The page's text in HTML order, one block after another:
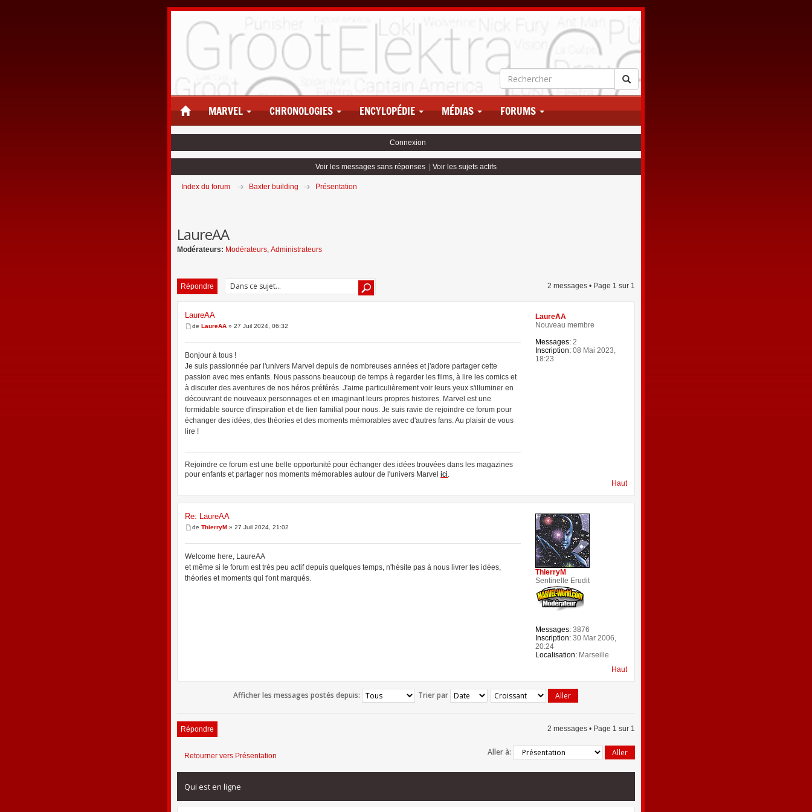
MARVEL CHRONOLOGIES ENCYLOPÉDIE MÉDIAS FORUMS
Connexion
Voir les messages sans réponses Voir les sujets actifs
Index du forum Baxter building Présentation
LaureAA
Modérateurs: Modérateurs, Administrateurs
Répondre 2 messages • Page 1 sur 1
LaureAA
de LaureAA » 27 Juil 2024, 06:32
Bonjour à tous !
Je suis passionnée par l'univers Marvel depuis de nombreuses années et j'adore partager cette
passion avec mes enfants. Nous passons beaucoup de temps à regarder les films, à lire les comics et
à discuter des aventures de nos héros préférés. J'aime particulièrement voir leurs yeux s'illuminer en
découvrant de nouveaux personnages et en imaginant leurs propres histoires. Marvel est une
formidable source d'inspiration et de lien familial pour nous. Je suis ravie de rejoindre ce forum pour
échanger des idées, des théories et des moments mémorables avec d'autres fans. Au plaisir de vous
lire !
Rejoindre ce forum est une belle opportunité pour échanger des idées trouvées dans les magazines
pour enfants et partager nos moments mémorables autour de l'univers Marvel ici.
LaureAA
Nouveau membre
Messages:2
Inscription:08 Mai 2023,
18:23
Haut
Re: LaureAA
de ThierryM » 27 Juil 2024, 21:02
Welcome here, LaureAA
et même si le forum est très peu actif depuis quelques temps, n'hésite pas à nous livrer tes idées,
théories et moments qui t'ont marqués.
ThierryM
Sentinelle Erudit
Messages:3876
Inscription:30 Mar 2006,
20:24
Localisation:Marseille
Haut
Afficher les messages postés depuis: Trier par
Répondre 2 messages • Page 1 sur 1
Retourner vers Présentation Aller à:
Qui est en ligne